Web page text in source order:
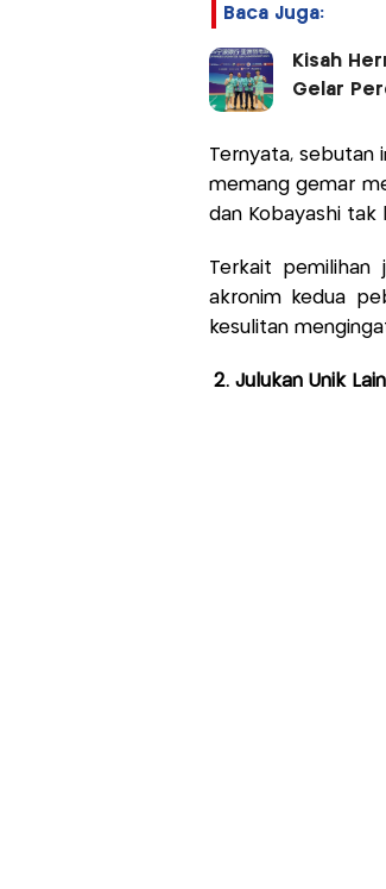
Baca Juga:
Kisah
Gelar
Ternyata, sebutan
memang gemar
dan Kobayashi tak
Terkait pemilihan
akronim kedua
kesulitan
2. Julukan Unik